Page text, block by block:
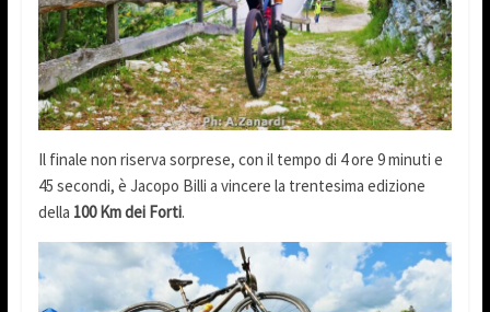
Il finale non riserva sorprese, con il tempo di 4 ore 9 minuti e
45 secondi, è Jacopo Billi a vincere la trentesima edizione
della 100 Km dei Forti.